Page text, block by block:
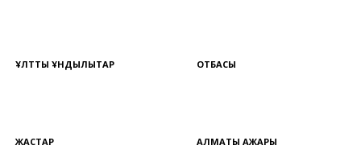
ҰЛТТЫҚ ҚҰНДЫЛЫҚТАР ОТБАСЫ
ЖАСТАР АЛМАТЫ АЖАРЫ